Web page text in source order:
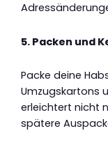
5. Packen und
Packe deine
Umzugskartons
erleichtert nicht
spätere